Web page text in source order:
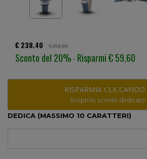
€ 238.40 € 298,00
Sconto del 20% - Risparmi € 59,60
RISPARMIA CLICCANDO
Scopri lo sconto dedicato
DEDICA (MASSIMO 10 CARATTERI)